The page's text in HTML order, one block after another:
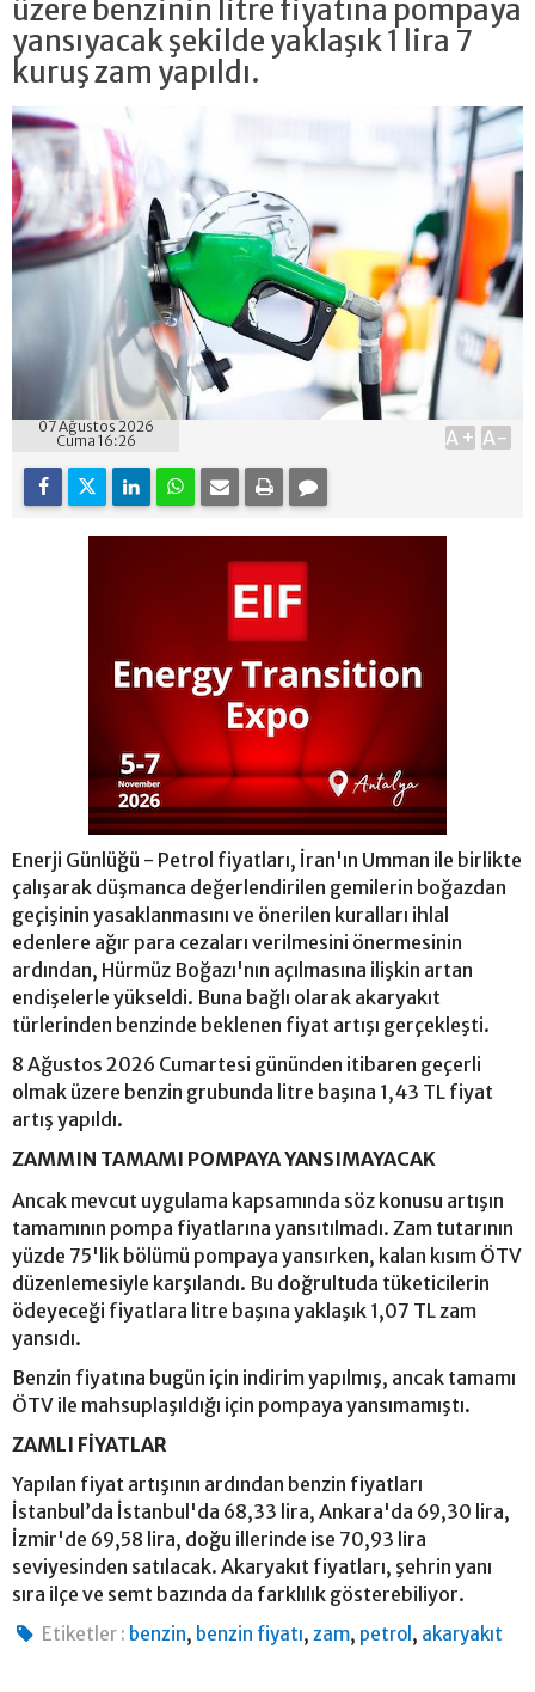
üzere benzinin litre fiyatına pompaya
yansıyacak şekilde yaklaşık 1 lira 7
kuruş zam yapıldı.
07 Ağustos 2026
Cuma 16:26
A+ A-
Enerji Günlüğü - Petrol fiyatları, İran'ın Umman ile birlikte
çalışarak düşmanca değerlendirilen gemilerin boğazdan
geçişinin yasaklanmasını ve önerilen kuralları ihlal
edenlere ağır para cezaları verilmesini önermesinin
ardından, Hürmüz Boğazı'nın açılmasına ilişkin artan
endişelerle yükseldi. Buna bağlı olarak akaryakıt
türlerinden benzinde beklenen fiyat artışı gerçekleşti.
8 Ağustos 2026 Cumartesi gününden itibaren geçerli
olmak üzere benzin grubunda litre başına 1,43 TL fiyat
artış yapıldı.
ZAMMIN TAMAMI POMPAYA YANSIMAYACAK
Ancak mevcut uygulama kapsamında söz konusu artışın
tamamının pompa fiyatlarına yansıtılmadı. Zam tutarının
yüzde 75'lik bölümü pompaya yansırken, kalan kısım ÖTV
düzenlemesiyle karşılandı. Bu doğrultuda tüketicilerin
ödeyeceği fiyatlara litre başına yaklaşık 1,07 TL zam
yansıdı.
Benzin fiyatına bugün için indirim yapılmış, ancak tamamı
ÖTV ile mahsuplaşıldığı için pompaya yansımamıştı.
ZAMLI FİYATLAR
Yapılan fiyat artışının ardından benzin fiyatları
İstanbul’da İstanbul'da 68,33 lira, Ankara'da 69,30 lira,
İzmir'de 69,58 lira, doğu illerinde ise 70,93 lira
seviyesinden satılacak. Akaryakıt fiyatları, şehrin yanı
sıra ilçe ve semt bazında da farklılık gösterebiliyor.
Etiketler : benzin, benzin fiyatı,zam, petrol , akaryakıt